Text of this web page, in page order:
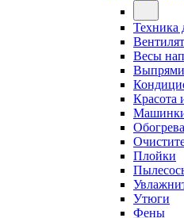
Техника
Весы
Красота
Машинки
Плойки
Утюги
Фены